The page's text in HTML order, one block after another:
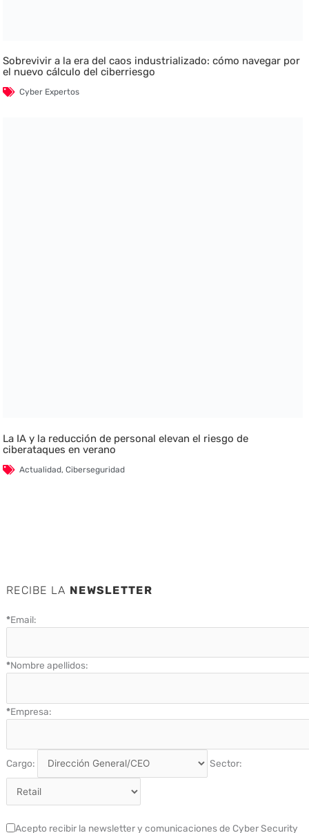
Sobrevivir a la era del caos industrializado: cómo navegar por
el nuevo cálculo del ciberriesgo
Cyber Expertos
La IA y la reducción de personal elevan el riesgo de
ciberataques en verano
Actualidad,Ciberseguridad
RECIBE LA NEWSLETTER
*Email:
*Nombre apellidos:
*Empresa:
Cargo: Sector:
Acepto recibir la newsletter y comunicaciones de Cyber Security